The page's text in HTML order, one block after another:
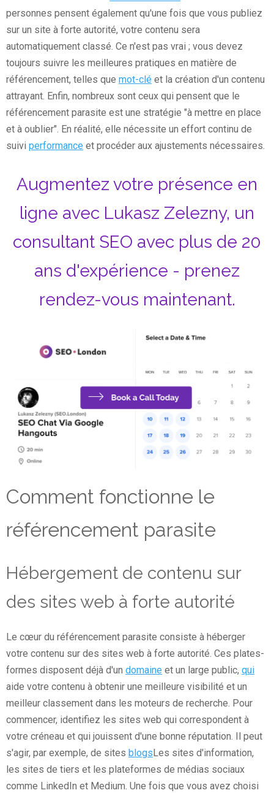
personnes pensent également qu'une fois que vous publiez
sur un site à forte autorité, votre contenu sera
automatiquement classé. Ce n'est pas vrai ; vous devez
toujours suivre les meilleures pratiques en matière de
référencement, telles que mot-clé et la création d'un contenu
attrayant. Enfin, nombreux sont ceux qui pensent que le
référencement parasite est une stratégie "à mettre en place
et à oublier". En réalité, elle nécessite un effort continu de
suivi performance et procéder aux ajustements nécessaires.
Augmentez votre présence en
ligne avec Lukasz Zelezny, un
consultant SEO avec plus de 20
ans d'expérience - prenez
rendez-vous maintenant.
Comment fonctionne le
référencement parasite
Hébergement de contenu sur
des sites web à forte autorité
Le cœur du référencement parasite consiste à héberger
votre contenu sur des sites web à forte autorité. Ces plates-
formes disposent déjà d'un domaine et un large public, qui
aide votre contenu à obtenir une meilleure visibilité et un
meilleur classement dans les moteurs de recherche. Pour
commencer, identifiez les sites web qui correspondent à
votre créneau et qui jouissent d'une bonne réputation. Il peut
s'agir, par exemple, de sites blogsLes sites d'information,
les sites de tiers et les plateformes de médias sociaux
comme LinkedIn et Medium. Une fois que vous avez choisi